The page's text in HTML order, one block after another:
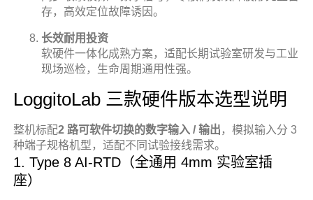
存，高效定位故障诱因。
长效耐用投资
软硬件一体化成熟方案，适配长期试验室研发与工业
现场巡检，生命周期通用性强。
LoggitoLab 三款硬件版本选型说明
整机标配2 路可软件切换的数字输入 / 输出 ，模拟输入分 3
种端子规格机型，适配不同试验接线需求。
1. Type 8 AI-RTD（全通用 4mm 实验室插
座）